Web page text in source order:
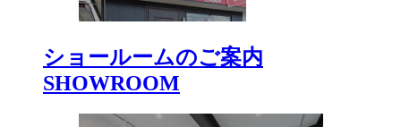
ショールームのご案内
SHOWROOM